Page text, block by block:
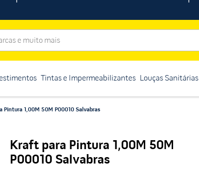
e muito mais
Tintas e Impermeabilizantes Louças Sanitárias
Pintura 1,00M 50M P00010 Salvabras
Kraft para Pintura 1,00M 50M
P00010 Salvabras